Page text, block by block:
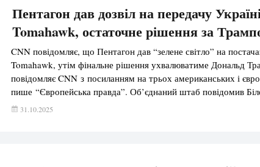
Пентагон дав дозвіл на передачу
Tomahawk, остаточне рішення за
CNN повідомляє, що Пентагон дав “зелене світло” на
Tomahawk, утім фінальне рішення ухвалюватиме Дональд
повідомляє CNN з посиланням на трьох американських і
пише “Європейська правда”. Об’єднаний штаб повідомив
оцінку на початку жовтня, безпосередньо перед зустріччю у
31.10.2025